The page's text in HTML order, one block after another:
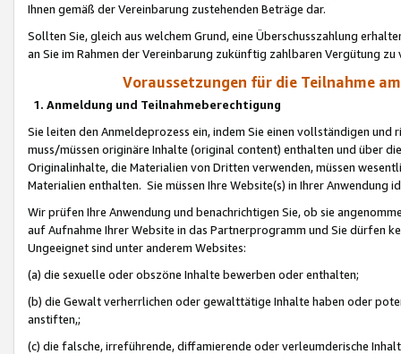
Ihnen gemäß der Vereinbarung zustehenden Beträge dar.
Sollten Sie, gleich aus welchem Grund, eine Überschusszahlung
an Sie im Rahmen der Vereinbarung zukünftig zahlbaren Vergütung zu
Voraussetzungen für die Teilnahme
1. Anmeldung und Teilnahmeberechtigung
Sie leiten den Anmeldeprozess ein, indem Sie einen vollständigen
muss/müssen originäre Inhalte (original content) enthalten und über
Originalinhalte, die Materialien von Dritten verwenden, müssen
Materialien enthalten. Sie müssen Ihre Website(s) in Ihrer Anwendung
Wir prüfen Ihre Anwendung und benachrichtigen Sie, ob sie
auf Aufnahme Ihrer Website in das Partnerprogramm und Sie dürfen
Ungeeignet sind unter anderem Websites:
(a) die sexuelle oder obszöne Inhalte bewerben oder enthalten;
(b) die Gewalt verherrlichen oder gewalttätige Inhalte haben oder
anstiften,;
(c) die falsche, irreführende, diffamierende oder verleumderische